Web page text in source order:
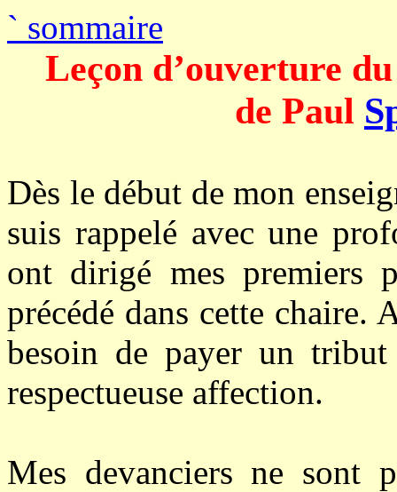
` sommaire
Leçon d’ouverture
de Paul
Dès le début de mon
suis rappelé avec une
ont dirigé mes premiers
précédé dans cette chaire.
besoin de payer un
respectueuse affection.
Mes devanciers ne sont